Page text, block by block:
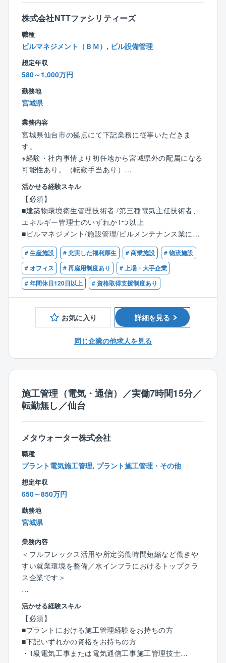
●フレックス制：コアタイム：11:00～15:00
●女性比率30%
社員数100名以上の設計事務所では女性比率第2位と、
女性技術者が働きやすい環境です。
●男性の育児休暇（半年）の取得実績もあり
【東証プライム上場企業グループの安定感】
〇親会社が建設技術研究所（東証プライム上場）で、
大手企業グループの安定基盤
〇2024年5月より5.5%の年収アップがされておりま
す。
【東北事務所の人数構成】
8名の方がご活躍されています。
株式会社NTTファシリティーズ
職種
ビルマネジメント（ＢＭ）, ビル設備管理
想定年収
580～1,000万円
勤務地
宮城県
業務内容
宮城県仙台市の拠点にて下記業務に従事いただきま
す。
※経験・社内事情より初任地から宮城県外の配属になる
可能性あり。（転勤手当あり）
NTTグループや一般企業のオフィスビルなどの建物維
持管理業務/コンサル業務の実施、統括管理や設備管理
業務を担当いただきます。
【具体的には】
■お客様事業を理解し経営課題に関するファシリティ関
連改善提案
■建物・設備に関する投資修繕計画やエネルギーマネジ
メント
■入居テナント対応
■協力会社対応
支援、維持管理所長業務等に従事し、スキルアップを
■各維持管理業務の業務改善/効率化や品質向上に繋が
■デジタルトランスフォーメーション等、業務運用の改
善に向けた企画/施策立案/運用の実施
【充実した働き方】
■フレックスタイム制度：導入有※配属組織により、利
用状況は異なります。
■リモートワーク：NTTグループではリモートワークを
推進しています。
ご自宅もしくはサテライトオフィスでの業務実施も
可能です。
■同社の特徴：
◇
同社は「企画/コンサルティング」「設計」「構築」
「保守/維持管理」の技術を最大限活用し社会に新たな
ソリューションを提供し続けています。
です。
◇充実の福利厚生・安定した事業基盤が魅力のNTTグ
ループ◇
総資産21兆円、連結子会社900社、従業員数28万人を
活かせる経験スキル
【必須】
■建築物環境衛生管理技術者 /第三種電気主任技術者、
エネルギー管理士のいずれか1つ以上
■ビルマネジメント/施設管理/ビルメンテナンス業に従
事し、マネジメント経験のある方
■大規模ビルでのマネジメント経験や設備管理業務の現
場(副)責任者経験を有する方
【歓迎】
■大型施設での所長クラスのご経験
# 生産施設 # 充実した福利厚生 # 商業施設
# 物流施設
# オフィス
# 再雇用制度あり
# 上場・大手企業
# 年間休日120日以上
# 資格取得支援制度あり
お気に入り 詳細を見る
同じ企業の他求人を見る
施工管理（電気・通信）／実働7時間15分／
転勤無し／仙台
メタウォーター株式会社
職種
プラント電気施工管理, プラント施工管理・その他
想定年収
650～850万円
勤務地
宮城県
業務内容
＜フルフレックス活用や所定労働時間短縮など働きや
すい就業環境を整備／水インフラにおけるトップクラ
ス企業です＞
＜業務概要＞
◎上下水道プラントにおいてトップクラスの同社に
て、水処理プラント、焼却プラントにおける電気設備
の施工管理業務を担当していただきます。
◎安定的且つ安全な水・環境の創造と保全に貢献する
ことを使命とし、以下のような幅広い業務をお任せし
活かせる経験スキル
【必須】
■プラントにおける施工管理経験をお持ちの方
■下記いずれかの資格をお持ちの方
・1級電気工事または電気通信工事施工管理技士